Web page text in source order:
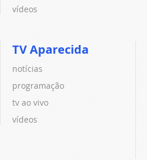
vídeos
TV Aparecida
notícias
programação
tv ao vivo
vídeos